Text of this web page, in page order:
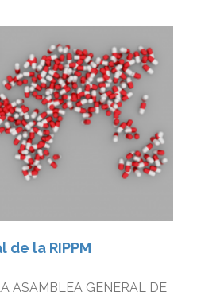
de la RIPPM
ASAMBLEA GENERAL DE